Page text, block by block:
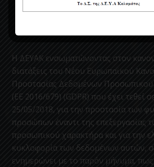
Η ΔΕΥΑΚ ενσωματώνοντας στον
διατάξεις του Νέου Ευρωπαϊκού
Προστασίας Δεδομένων
(ΕΕ 2016/679) (GDPR) που έχει τεθεί
25/05/2018, για την προστασία των
προσώπων έναντι της επεξεργασίας
προσωπικού χαρακτήρα και για την
κυκλοφορία των δεδομένων αυτών,
ενημερώνει με το παρόν μήνυμα, πως